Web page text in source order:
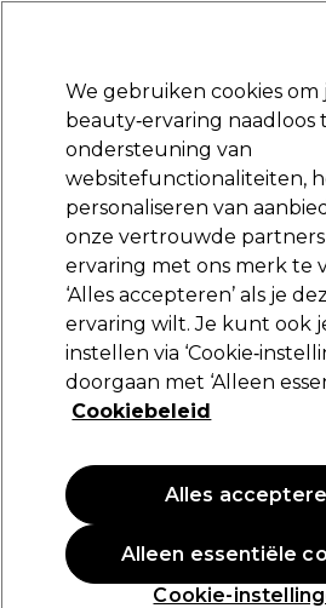
Merken Deals Haar Elektra
Volgende dag
Na verzending,
Lômé Paris
Lômé Paris Permanent
14,35 €
PROMOTIE
We gebruiken cookies om
beauty‑ervaring naadloos
ondersteuning van
websitefunctionaliteiten,
personaliseren van
onze vertrouwde
ervaring met ons merk te
‘Alles accepteren’ als je
ervaring wilt. Je kunt ook
instellen via
doorgaan met ‘Alleen
Cookiebeleid
Cookie-
Alleen essentiële
Alles